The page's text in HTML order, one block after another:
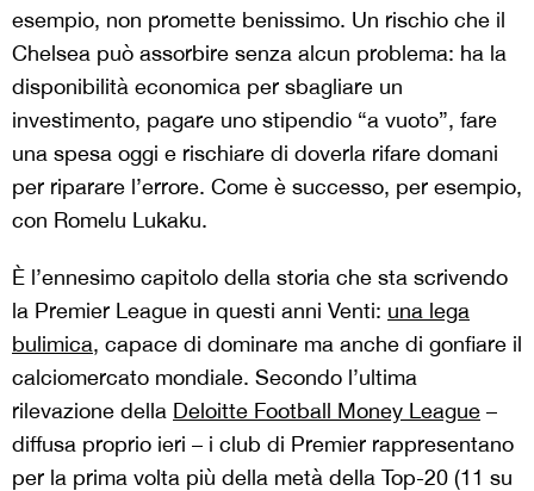
esempio, non promette benissimo. Un rischio che il
Chelsea può assorbire senza alcun problema: ha la
disponibilità economica per sbagliare un
investimento, pagare uno stipendio “a vuoto”, fare
una spesa oggi e rischiare di doverla rifare domani
per riparare l’errore. Come è successo, per esempio,
con Romelu Lukaku.
È l’ennesimo capitolo della storia che sta scrivendo
la Premier League in questi anni Venti: una lega
bulimica, capace di dominare ma anche di gonfiare il
calciomercato mondiale. Secondo l’ultima
rilevazione della Deloitte Football Money League –
diffusa proprio ieri – i club di Premier rappresentano
per la prima volta più della metà della Top-20 (11 su